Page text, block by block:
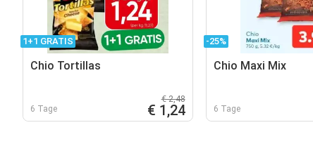
1+1 GRATIS
Chio Tortillas
6 Tage
€ 2,48
€ 1,24
-25%
Chio Maxi Mix
6 Tage